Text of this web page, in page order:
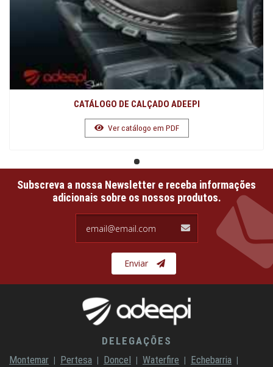
CATÁLOGO DE CALÇADO ADEEPI
Ver catálogo em PDF
Subscreva a nossa Newsletter e receba informações
adicionais sobre os nossos produtos.
Enviar
DELEGAÇÕES
Montemar
Pertesa Doncel Waterfire
Echebarria